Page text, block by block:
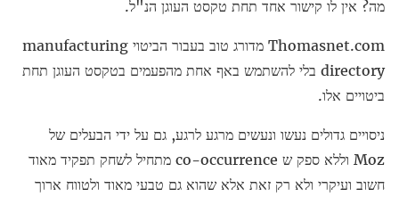
מה? אין לו קישור אחד תחת טקסט העוגן הנ"ל.
Thomasnet.com מדורג טוב בעבור הביטוי manufacturing
directory בלי להשתמש באף אחת מהפעמים בטקסט העוגן תחת
ביטויים אלו.
ניסויים גדולים נעשו ונעשים מרגע לרגע, גם על ידי הבעלים של
Moz וללא ספק ש co-occurrence מתחיל לשחק תפקיד מאוד
חשוב ועיקרי ולא רק זאת אלא שהוא גם טבעי מאוד ולטווח ארוך